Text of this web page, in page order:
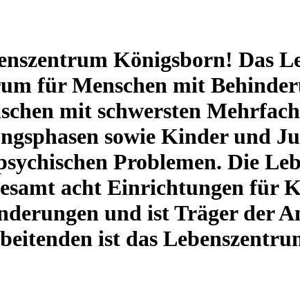
Königsborn! Das
für Menschen mit
mit schwersten
sowie Kinder und
Problemen. Die
acht Einrichtungen für
und ist Träger der
ist das